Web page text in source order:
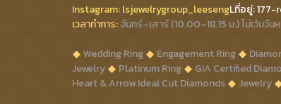
Instagram:lsjewelrygroup_leesengLที่อยู่: 177-
เวลาทำการ:จันทร์–เสาร์ (10.00–18.15 น.) ไม่เว้นวัน
Wedding Ring
Engagement Ring
Jewelry
Platinum Ring
GIA Certified
Heart & Arrow Ideal Cut Diamonds
Jewelry